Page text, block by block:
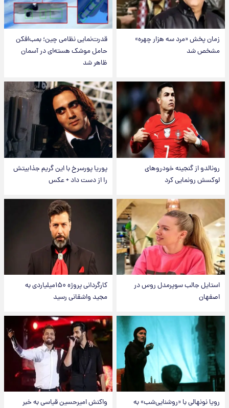
زمان پخش «مرد سه هزار چهره»
مشخص شد
قدرت‌نمایی نظامی چین؛ بمب‌افکن
حامل موشک هسته‌ای در آسمان
ظاهر شد
رونالدو از گنجینه خودروهای
لوکسش رونمایی کرد
پوریا پورسرخ با این گریم جذابیتش
را از دست داد + عکس
استایل جالب سوپرمدل روس در
اصفهان
کارگردانی پروژه ۱۵۰میلیاردی به
مجید واشقانی رسید
رویا نونهالی با «روشنایی‌شب» به واکنش امیرحسین قیاسی به خبر